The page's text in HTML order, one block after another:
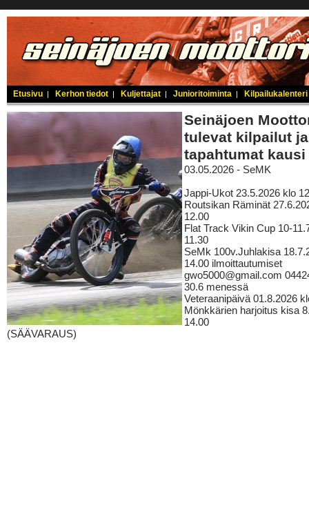
Etusivu | Kerhon tiedot | Kuljettajat | Junioritoiminta | Kilpailukalenteri
Seinäjoen
tulevat kilpailut ja
tapahtumat kausi
03.05.2026 - SeMK
Jappi-Ukot 23.5.2026 klo
Routsikan Räminät
12.00
Flat Track Vikin Cup 10-
11.30
SeMk 100v.Juhlakisa
14.00 ilmoittautumiset
gwo5000@gmail.com
30.6 menessä
Veteraanipäivä 01.8.2026
Mönkkärien harjoitus kisa
14.00
(SÄÄVARAUS)